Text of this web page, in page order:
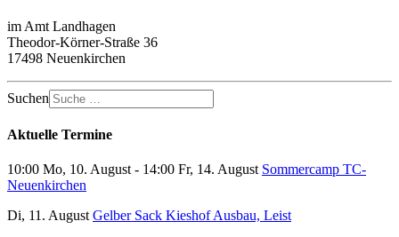
im Amt Landhagen
Theodor-Körner-Straße 36
17498 Neuenkirchen
Suchen
Aktuelle Termine
10:00 Mo, 10. August - 14:00 Fr, 14. August Sommercamp TC-
Neuenkirchen
Di, 11. August Gelber Sack Kieshof Ausbau, Leist